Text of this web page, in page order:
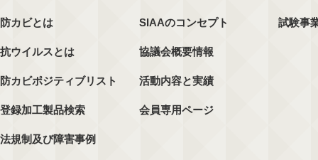
防カビとは
抗ウイルスとは
防カビポジティブリスト
登録加工製品検索
法規制及び障害事例
SIAAのコンセプト
協議会概要情報
活動内容と実績
会員専用ページ
試験事